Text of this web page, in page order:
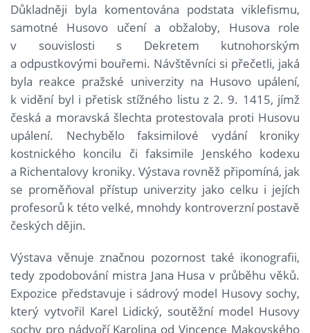
Důkladněji byla komentována podstata viklefismu,
samotné Husovo učení a obžaloby, Husova role
v souvislosti s Dekretem kutnohorským
a odpustkovými bouřemi. Návštěvníci si přečetli, jaká
byla reakce pražské univerzity na Husovo upálení,
k vidění byl i přetisk stížného listu z 2. 9. 1415, jímž
česká a moravská šlechta protestovala proti Husovu
upálení. Nechybělo faksimilové vydání kroniky
kostnického koncilu či faksimile Jenského kodexu
a Richentalovy kroniky. Výstava rovněž připomíná, jak
se proměňoval přístup univerzity jako celku i jejích
profesorů k této velké, mnohdy kontroverzní postavě
českých dějin.
Výstava věnuje značnou pozornost také ikonografii,
tedy zpodobování mistra Jana Husa v průběhu věků.
Expozice představuje i sádrový model Husovy sochy,
který vytvořil Karel Lidický, soutěžní model Husovy
sochy pro nádvoří Karolina od Vincence Makovského